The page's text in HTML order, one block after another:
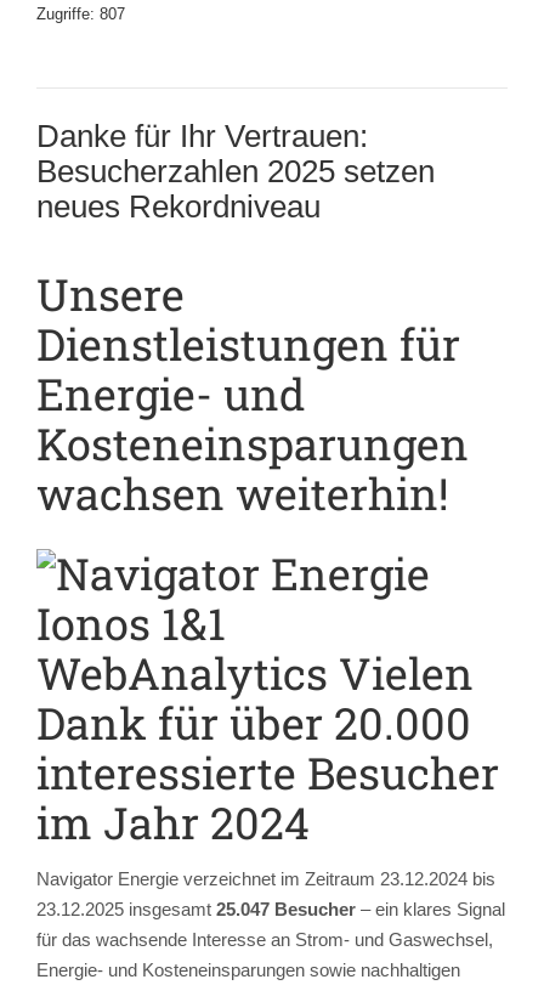
Zugriffe: 807
Danke für Ihr Vertrauen:
Besucherzahlen 2025 setzen
neues Rekordniveau
Unsere
Dienstleistungen für
Energie- und
Kosteneinsparungen
wachsen weiterhin!
Navigator Energie verzeichnet im Zeitraum 23.12.2024 bis
23.12.2025 insgesamt 25.047 Besucher – ein klares Signal
für das wachsende Interesse an Strom- und Gaswechsel,
Energie- und Kosteneinsparungen sowie nachhaltigen